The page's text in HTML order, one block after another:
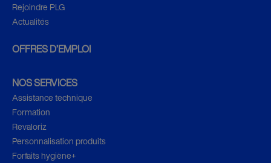
Rejoindre PLG
Actualités
OFFRES D’EMPLOI
NOS SERVICES
Assistance technique
Formation
Revaloriz
Personnalisation produits
Forfaits hygiène+